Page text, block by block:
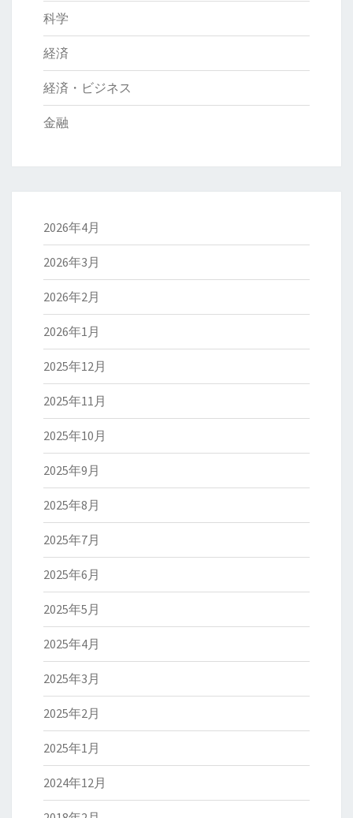
科学
経済
経済・ビジネス
金融
2026年4月
2026年3月
2026年2月
2026年1月
2025年12月
2025年11月
2025年10月
2025年9月
2025年8月
2025年7月
2025年6月
2025年5月
2025年4月
2025年3月
2025年2月
2025年1月
2024年12月